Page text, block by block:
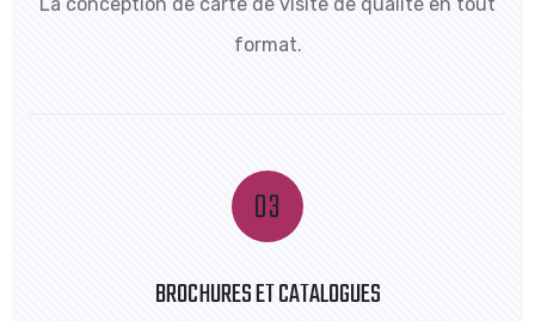
format.
BROCHURES ET CATALOGUES